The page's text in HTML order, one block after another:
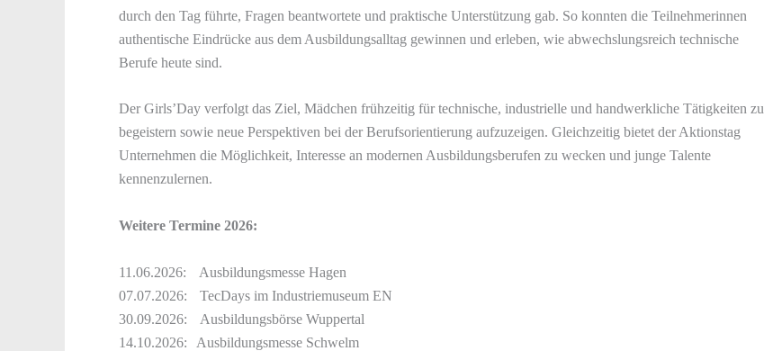
durch den Tag führte, Fragen beantwortete und praktische Unterstützung gab. So konnten die Teilnehmerinnen
authentische Eindrücke aus dem Ausbildungsalltag gewinnen und erleben, wie abwechslungsreich technische
Berufe heute sind.
Der Girls’Day verfolgt das Ziel, Mädchen frühzeitig für technische, industrielle und handwerkliche Tätigkeiten zu
begeistern sowie neue Perspektiven bei der Berufsorientierung aufzuzeigen. Gleichzeitig bietet der Aktionstag
Unternehmen die Möglichkeit, Interesse an modernen Ausbildungsberufen zu wecken und junge Talente
kennenzulernen.
Weitere Termine 2026:
11.06.2026: Ausbildungsmesse Hagen
07.07.2026: TecDays im Industriemuseum EN
30.09.2026: Ausbildungsbörse Wuppertal
14.10.2026: Ausbildungsmesse Schwelm